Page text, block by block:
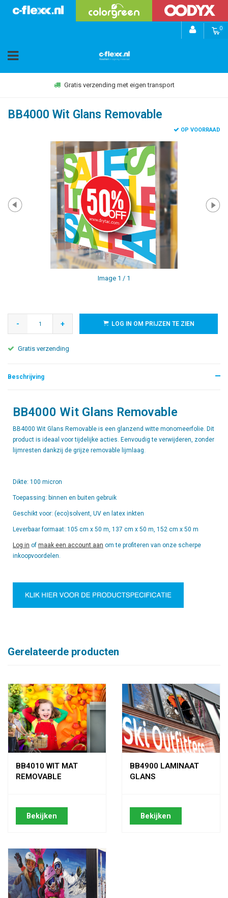
0
Gratis verzending met eigen transport
BB4000 Wit Glans Removable
OP VOORRAAD
Image 1 / 1
- + LOG IN OM PRIJZEN TE ZIEN
Gratis verzending
Beschrijving
BB4000 Wit Glans Removable
BB4000 Wit Glans Removable is een glanzend witte monomeerfolie. Dit
product is ideaal voor tijdelijke acties. Eenvoudig te verwijderen, zonder
lijmresten dankzij de grijze removable lijmlaag.
Dikte: 100 micron
Toepassing: binnen en buiten gebruik
Geschikt voor: (eco)solvent, UV en latex inkten
Leverbaar formaat: 105 cm x 50 m, 137 cm x 50 m, 152 cm x 50 m
Log in of maak een account aan om te profiteren van onze scherpe
inkoopvoordelen.
Gerelateerde producten
BB4010 WIT MAT
REMOVABLE
Bekijken
BB4900 LAMINAAT
GLANS
Bekijken